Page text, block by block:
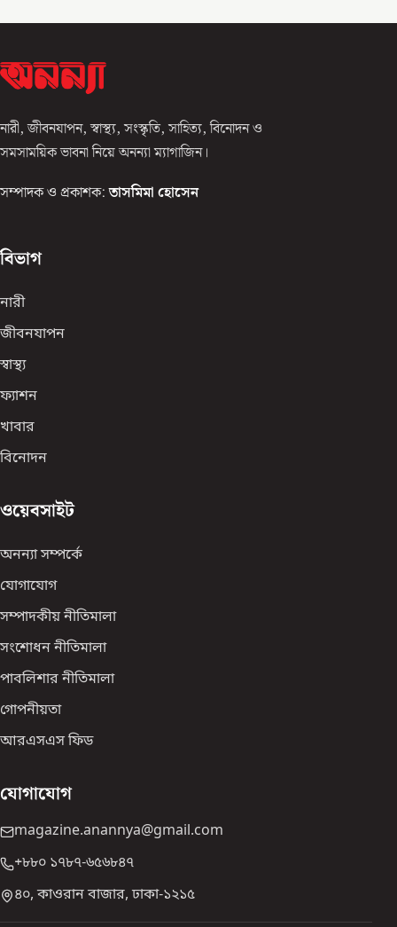
নারী, জীবনযাপন, স্বাস্থ্য, সংস্কৃতি, সাহিত্য, বিনোদন ও
সমসাময়িক ভাবনা নিয়ে অনন্যা ম্যাগাজিন।
সম্পাদক ও প্রকাশক: তাসমিমা হোসেন
বিভাগ
নারী
জীবনযাপন
স্বাস্থ্য
ফ্যাশন
খাবার
বিনোদন
ওয়েবসাইট
অনন্যা সম্পর্কে
যোগাযোগ
সম্পাদকীয় নীতিমালা
সংশোধন নীতিমালা
পাবলিশার নীতিমালা
গোপনীয়তা
আরএসএস ফিড
যোগাযোগ
magazine.anannya@gmail.com
+৮৮০ ১৭৮৭-৬৫৬৮৪৭
৪০, কাওরান বাজার, ঢাকা-১২১৫